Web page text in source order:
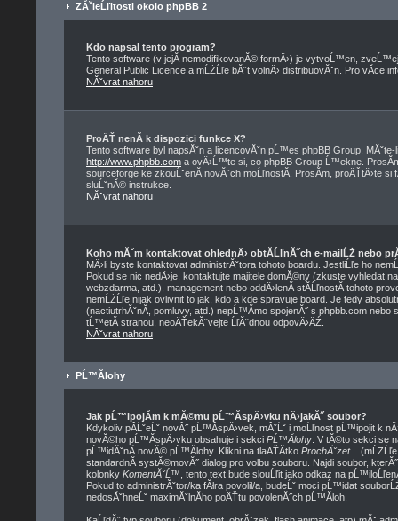
ZĂˇleĹľitosti okolo phpBB 2
Kdo napsal tento program?
Tento software (v jejĂ­ nemodifikovanĂ© formÄ›) je vytvoĹ™en,
General Public Licence a mĹŻĹľe bĂ˝t volnÄ› distribuovĂˇn. Pro vĂ­ce
NĂˇvrat nahoru
ProÄŤ nenĂ­ k dispozici funkce X?
Tento software byl napsĂˇn a licencovĂˇn pĹ™es phpBB Group.
http://www.phpbb.com a ovÄ›Ĺ™te si, co phpBB Group Ĺ™ekne.
sourceforge ke zkouĹˇenĂ­ novĂ˝ch moĹľnostĂ­. ProsĂ­m, proÄŤtÄ›te
sluĹˇnĂ© instrukce.
NĂˇvrat nahoru
Koho mĂˇm kontaktovat ohlednÄ› obtĂ­ĹľnĂ˝ch e-mailĹŻ nebo
MÄ›li byste kontaktovat administrĂˇtora tohoto boardu. JestliĹľe ho
Pokud se nic nedÄ›je, kontaktujte majitele domĂ©ny (zkuste vyhledat
webzdarma, atd.), management nebo oddÄ›lenĂ­ stĂ­ĹľnostĂ­ tohoto
nemĹŻĹľe nijak ovlivnit to jak, kdo a kde spravuje board. Je tedy
(nactiutrhĂˇnĂ­, pomluvy, atd.) nepĹ™Ă­mo spojenĂ˝ s phpbb.com
tĹ™etĂ­ stranou, neoÄŤekĂˇvejte ĹľĂˇdnou odpovÄ›ÄŹ.
NĂˇvrat nahoru
PĹ™Ă­lohy
Jak pĹ™ipojĂ­m k mĂ©mu pĹ™Ă­spÄ›vku nÄ›jakĂ˝ soubor?
Kdykoliv pĂ­ĹˇeĹˇ novĂ˝ pĹ™Ă­spÄ›vek, mĂˇĹˇ i moĹľnost pĹ™ipojit k
novĂ©ho pĹ™Ă­spÄ›vku obsahuje i sekci PĹ™Ă­lohy . V tĂ©to sekci se
pĹ™idĂˇnĂ­ novĂ© pĹ™Ă­lohy. Klikni na tlaÄŤĂ­tko ProchĂˇzet...
standardnĂ­ systĂ©movĂ˝ dialog pro volbu souboru. Najdi soubor,
kolonky KomentĂˇĹ™ , tento text bude slouĹľit jako odkaz na
Pokud to administrĂˇtor/ka fĂłra povolil/a, budeĹˇ moci pĹ™idat
nedosĂˇhneĹˇ maximĂˇlnĂ­ho poÄŤtu povolenĂ˝ch pĹ™Ă­loh.